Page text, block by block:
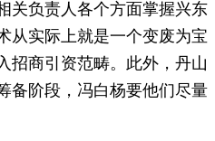
关负责人各个方面掌握兴东
从实际上就是一个变废为宝
招商引资范畴。此外，丹山
备阶段，冯白杨要他们尽量